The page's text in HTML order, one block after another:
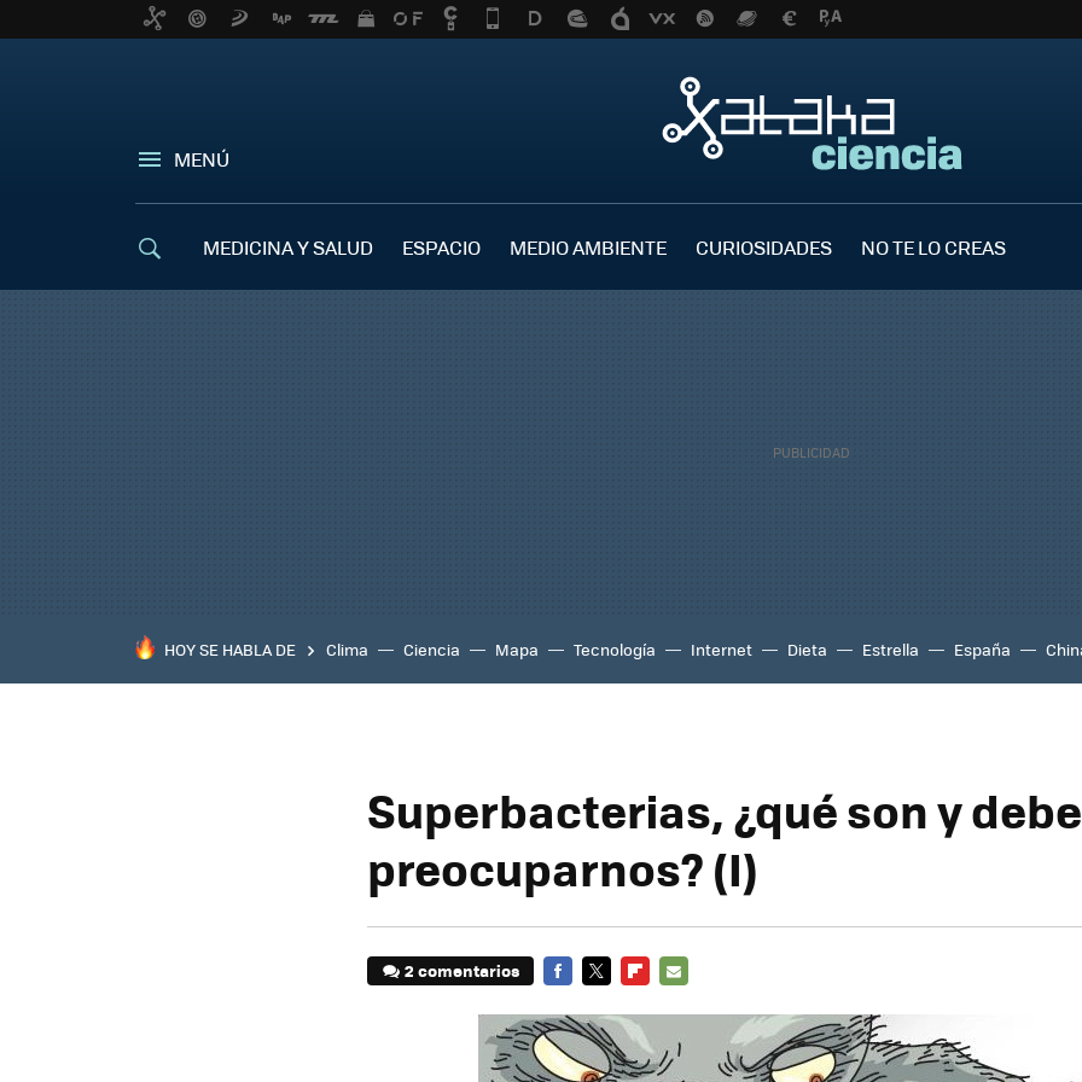
MENÚ
MEDICINA Y SALUD ESPACIO MEDIO AMBIENTE CURIOSIDADES NO TE LO CREAS
HOY SE HABLA DE Clima Ciencia Mapa Tecnología Internet Dieta Estrella España
Superbacterias, ¿qué son y
preocuparnos? (I)
2 comentarios